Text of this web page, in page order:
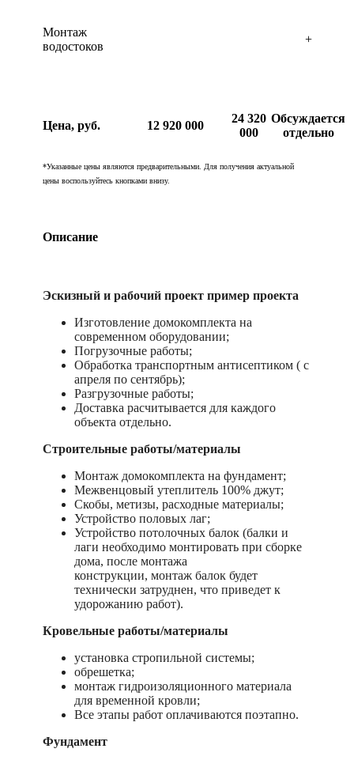
Монтаж
водостоков
+
Цена, руб. 12 920 000
24 320
000
Обсуждается
отдельно
*Указанные цены являются предварительными. Для получения актуальной
цены воспользуйтесь кнопками внизу.
Описание
Эскизный и рабочий проект пример проекта
Изготовление домокомплекта на
современном оборудовании;
Погрузочные работы;
Обработка транспортным антисептиком ( с
апреля по сентябрь);
Разгрузочные работы;
Доставка расчитывается для каждого
объекта отдельно.
Строительные работы/материалы
Монтаж домокомплекта на фундамент;
Межвенцовый утеплитель 100% джут;
Скобы, метизы, расходные материалы;
Устройство половых лаг;
Устройство потолочных балок (балки и
лаги необходимо монтировать при сборке
дома, после монтажа
конструкции, монтаж балок будет
технически затруднен, что приведет к
удорожанию работ).
Кровельные работы/материалы
установка стропильной системы;
обрешетка;
монтаж гидроизоляционного материала
для временной кровли;
Все этапы работ оплачиваются поэтапно.
Фундамент